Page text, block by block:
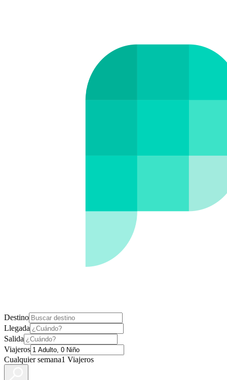
Destino
Llegada
Salida
Viajeros
Cualquier semana1 Viajeros